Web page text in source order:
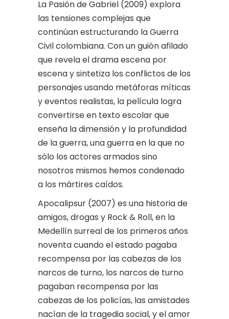
La Pasión de Gabriel (2009) explora
las tensiones complejas que
continúan estructurando la Guerra
Civil colombiana. Con un guión afilado
que revela el drama escena por
escena y sintetiza los conflictos de los
personajes usando metáforas míticas
y eventos realistas, la película logra
convertirse en texto escolar que
enseña la dimensión y la profundidad
de la guerra, una guerra en la que no
sólo los actores armados sino
nosotros mismos hemos condenado
a los mártires caídos.
Apocalipsur (2007) es una historia de
amigos, drogas y Rock & Roll, en la
Medellín surreal de los primeros años
noventa cuando el estado pagaba
recompensa por las cabezas de los
narcos de turno, los narcos de turno
pagaban recompensa por las
cabezas de los policías, las amistades
nacían de la tragedia social, y el amor